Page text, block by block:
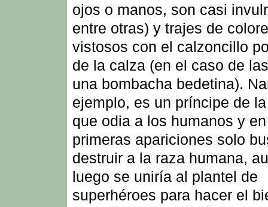
ojos o manos, son casi
entre otras) y trajes de
vistosos con el calzoncillo
de la calza (en el caso de
una bombacha bedetina).
ejemplo, es un príncipe de
que odia a los humanos y
primeras apariciones solo
destruir a la raza humana,
luego se uniría al plantel de
superhéroes para hacer el